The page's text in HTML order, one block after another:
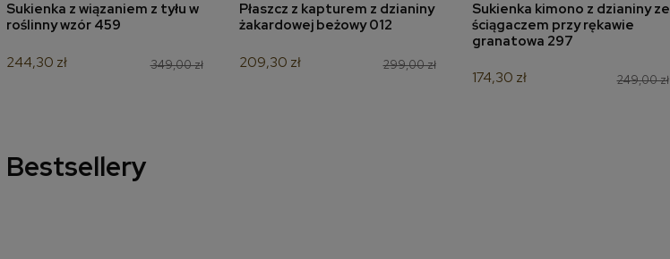
dodaj do koszyka
Sukienka z wiązaniem z tyłu w
roślinny wzór 459
349,00 zł
244,30 zł
dodaj do koszyka
Płaszcz z kapturem z dzianiny
żakardowej beżowy 012
299,00 zł
209,30 zł
dodaj do koszyka
Sukienka kimono z dzianiny ze
ściągaczem przy rękawie
granatowa 297
249,00 zł
174,30 zł
Bestsellery